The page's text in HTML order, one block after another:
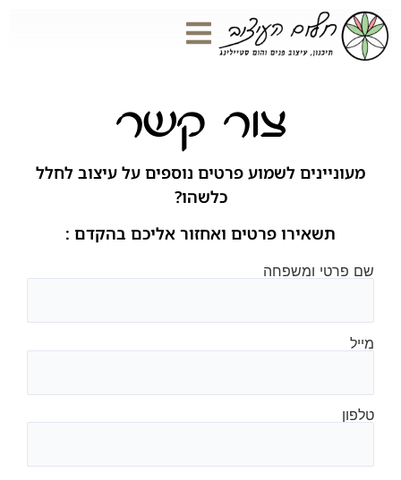
צור קשר
מעוניינים לשמוע פרטים נוספים על עיצוב לחלל
כלשהו?
תשאירו פרטים ואחזור אליכם בהקדם :
שם פרטי ומשפחה
מייל
טלפון